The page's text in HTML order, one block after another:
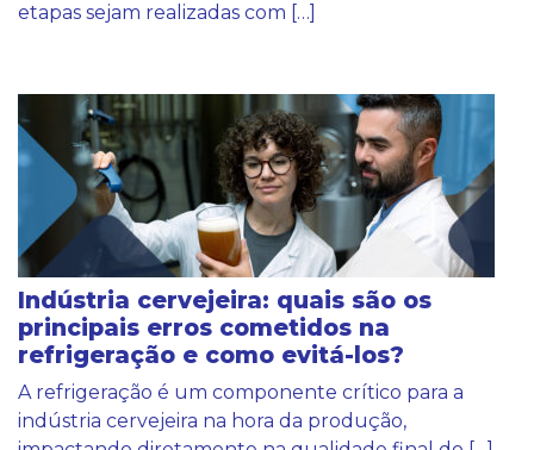
etapas sejam realizadas com […]
Indústria cervejeira: quais são os
principais erros cometidos na
refrigeração e como evitá-los?
A refrigeração é um componente crítico para a
indústria cervejeira na hora da produção,